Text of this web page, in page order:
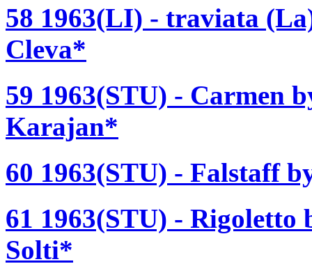
58 1963(LI) - traviata
Cleva*
59 1963(STU) - Carmen
Karajan*
60 1963(STU) - Falstaff
61 1963(STU) - Rigoletto
Solti*